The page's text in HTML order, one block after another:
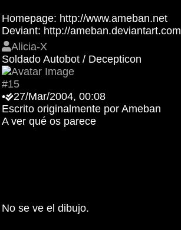
Homepage: http://www.ameban.net
Deviant: http://ameban.deviantart.com
Alicia-X
Soldado Autobot / Decepticon
#15
•
27/Mar/2004, 00:08
Escrito originalmente por Ameban
A ver qué os parece
No se ve el dibujo.